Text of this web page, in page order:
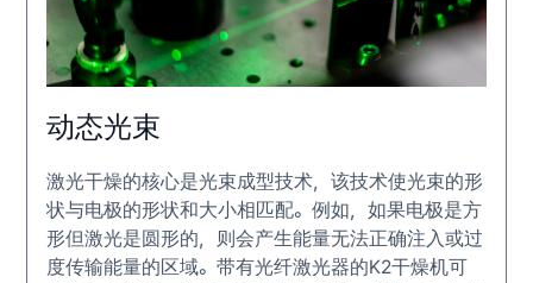
动态光束
激光干燥的核心是光束成型技术，该技术使光束的形
状与电极的形状和大小相匹配。例如，如果电极是方
形但激光是圆形的，则会产生能量无法正确注入或过
度传输能量的区域。带有光纤激光器的K2干燥机可